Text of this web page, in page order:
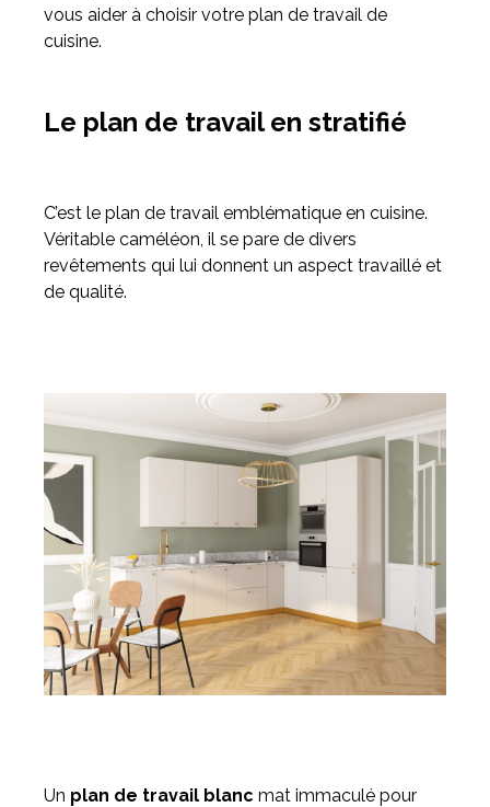
vous aider à choisir votre plan de travail de
cuisine.
Le plan de travail en stratifié
C’est le plan de travail emblématique en cuisine.
Véritable caméléon, il se pare de divers
revêtements qui lui donnent un aspect travaillé et
de qualité.
Un plan de travail blanc mat immaculé pour